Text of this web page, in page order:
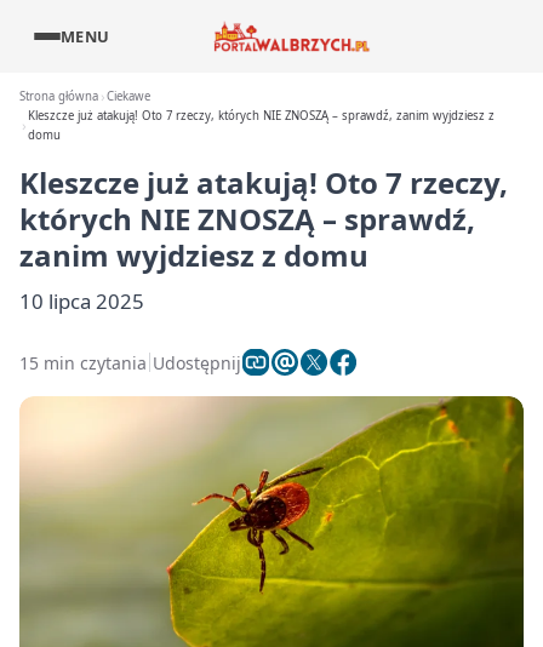
MENU
Strona główna Ciekawe
Kleszcze już atakują! Oto 7 rzeczy, których NIE ZNOSZĄ – sprawdź, zanim wyjdziesz z
domu
Kleszcze już atakują! Oto 7 rzeczy,
których NIE ZNOSZĄ – sprawdź,
zanim wyjdziesz z domu
10 lipca 2025
15 min czytania Udostępnij